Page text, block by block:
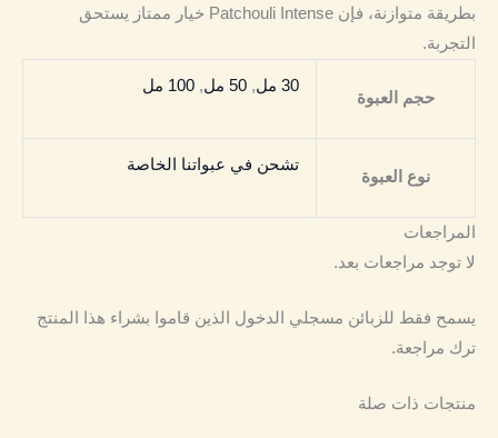
بطريقة متوازنة، فإن Patchouli Intense خيار ممتاز يستحق
التجربة.
حجم العبوة
30 مل , 50 مل , 100 مل
نوع العبوة
تشحن في عبواتنا الخاصة
المراجعات
لا توجد مراجعات بعد.
يسمح فقط للزبائن مسجلي الدخول الذين قاموا بشراء هذا المنتج
ترك مراجعة.
منتجات ذات صلة